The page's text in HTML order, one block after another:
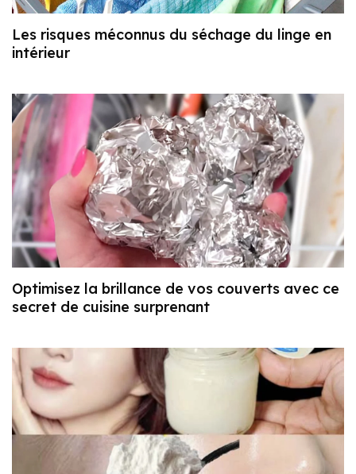
Les risques méconnus du séchage du linge en
intérieur
Optimisez la brillance de vos couverts avec ce
secret de cuisine surprenant